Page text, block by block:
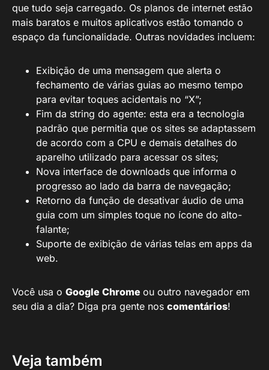
que tudo seja carregado. Os planos de internet estão
mais baratos e muitos aplicativos estão tomando o
espaço da funcionalidade. Outras novidades incluem:
Exibição de uma mensagem que alerta o
fechamento de várias guias ao mesmo tempo
para evitar toques acidentais no “X”;
Fim da string do agente: esta era a tecnologia
padrão que permitia que os sites se adaptassem
de acordo com a CPU e demais detalhes do
aparelho utilizado para acessar os sites;
Nova interface de downloads que informa o
progresso ao lado da barra de navegação;
Retorno da função de desativar áudio de uma
guia com um simples toque no ícone do alto-
falante;
Suporte de exibição de várias telas em apps da
web.
Você usa o Google Chrome ou outro navegador em
seu dia a dia? Diga pra gente nos comentários!
Veja também